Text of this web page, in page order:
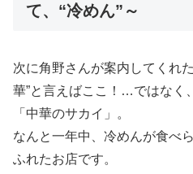
て、“冷めん”～
次に角野さんが案内してくれ
華”と言えばここ！…ではなく
「中華のサカイ」。
なんと一年中、冷めんが食べ
ふれたお店です。